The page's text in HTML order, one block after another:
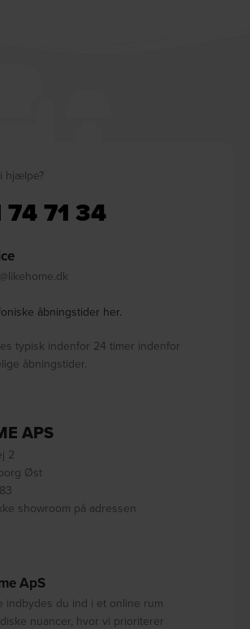
hjælpe?
74 71 34
åbningstider her.
typisk indenfor 24 timer indenfor
åbningstider.
APS
2
Øst
showroom på adressen
ApS
indbydes du ind i et online rum
nuancer, hvor vi prioriterer